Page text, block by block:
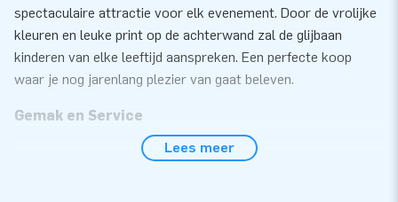
spectaculaire attractie voor elk evenement. Door de vrolijke
kleuren en leuke print op de achterwand zal de glijbaan
kinderen van elke leeftijd aanspreken. Een perfecte koop
waar je nog jarenlang plezier van gaat beleven.
Gemak en Service
Zet de glijbaan met kasteel thema eenvoudig binnen 15
Lees meer